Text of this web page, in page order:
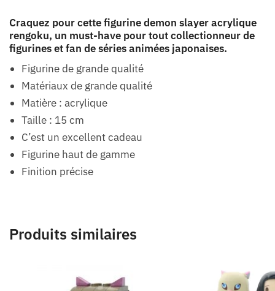
Craquez pour cette figurine demon slayer acrylique
rengoku, un must-have pour tout collectionneur de
figurines et fan de séries animées japonaises.
Figurine de grande qualité
Matériaux de grande qualité
Matière : acrylique
Taille : 15 cm
C’est un excellent cadeau
Figurine haut de gamme
Finition précise
Produits similaires